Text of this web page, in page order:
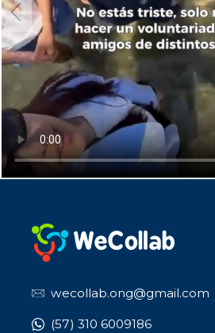
wecollab.ong@gmail.com
(57) 310 6009186